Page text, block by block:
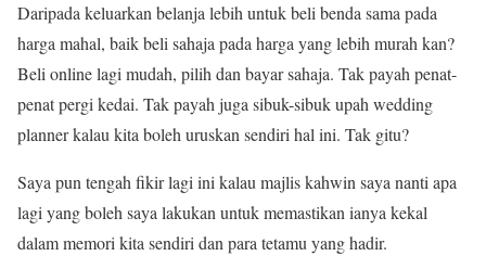
Daripada keluarkan belanja lebih untuk beli benda sama pada
harga mahal, baik beli sahaja pada harga yang lebih murah kan?
Beli online lagi mudah, pilih dan bayar sahaja. Tak payah penat-
penat pergi kedai. Tak payah juga sibuk-sibuk upah wedding
planner kalau kita boleh uruskan sendiri hal ini. Tak gitu?
Saya pun tengah fikir lagi ini kalau majlis kahwin saya nanti apa
lagi yang boleh saya lakukan untuk memastikan ianya kekal
dalam memori kita sendiri dan para tetamu yang hadir.